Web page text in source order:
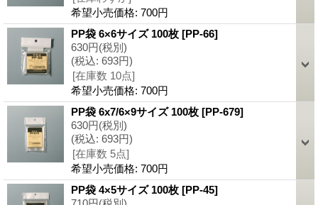
希望小売価格: 700円
PP袋 6×6サイズ 100枚 [PP-66]
630円(税別)
(税込: 693円)
[在庫数 10点]
希望小売価格: 700円
PP袋 6x7/6×9サイズ 100枚 [PP-679]
630円(税別)
(税込: 693円)
[在庫数 5点]
希望小売価格: 700円
PP袋 4×5サイズ 100枚 [PP-45]